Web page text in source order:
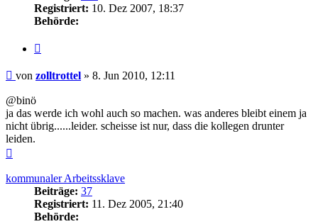
Registriert: 10. Dez 2007, 18:37
Behörde:
Beitrag
von zolltrottel » 8. Jun 2010, 12:11
@binö
ja das werde ich wohl auch so machen. was anderes bleibt einem ja
nicht übrig......leider. scheisse ist nur, dass die kollegen drunter
leiden.
kommunaler Arbeitssklave
Beiträge: 37
Registriert: 11. Dez 2005, 21:40
Behörde: